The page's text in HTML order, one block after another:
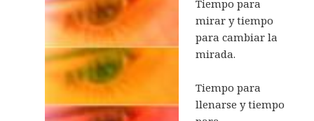
Tiempo para
mirar y tiempo
para cambiar la
mirada.
Tiempo para
llenarse y tiempo